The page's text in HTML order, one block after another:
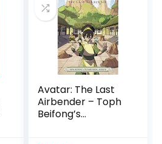
Avatar: The Last
Airbender – Toph
Beifong’s